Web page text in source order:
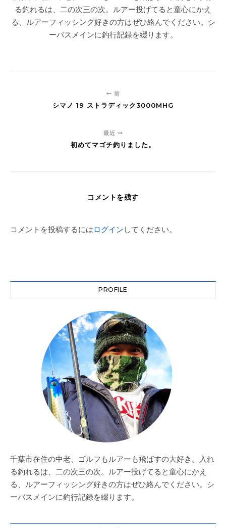
る釣れるは、二の次三の次。ルアー投げてると童心にかえ
る、ルアーフィッシング好きの方はぜひ絡んでください。シ
ーバスメインに釣行記録を綴ります。
前
シマノ 19 ストラディック3000MHG
最近
初めてマゴチ釣りました。
コメントを残す
コメントを投稿するにはログイン してください。
PROFILE
千葉市在住の中老、ゴルフもルアーも飛ばすの大好き。入れ
る釣れるは、二の次三の次。ルアー投げてると童心にかえ
る、ルアーフィッシング好きの方はぜひ絡んでください。シ
ーバスメインに釣行記録を綴ります。